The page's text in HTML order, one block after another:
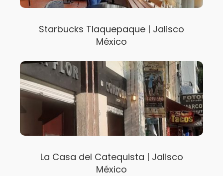
Starbucks Tlaquepaque | Jalisco
México
La Casa del Catequista | Jalisco
México